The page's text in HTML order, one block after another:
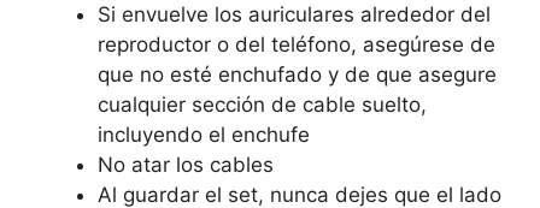
Si envuelve los auriculares alrededor del
reproductor o del teléfono, asegúrese de
que no esté enchufado y de que asegure
cualquier sección de cable suelto,
incluyendo el enchufe
No atar los cables
Al guardar el set, nunca dejes que el lado